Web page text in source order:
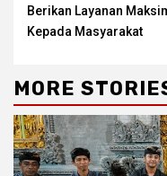
Berikan Layanan
Kepada Masyarakat
MORE